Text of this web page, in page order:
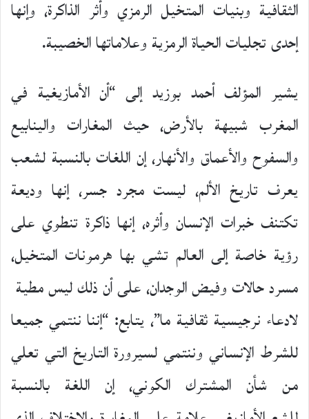
الثقافية وبنيات المتخيل الرمزي وأثر الذاكرة، وإنها
إحدى تجليات الحياة الرمزية وعلاماتها الخصيبة.
يشير المؤلف أحمد بوزيد إلى “أن الأمازيغية في
المغرب شبيهة بالأرض، حيث المغارات والينابيع
والسفوح والأعماق والأنهار، إن اللغات بالنسبة لشعب
يعرف تاريخ الألم، ليست مجرد جسر، إنها وديعة
تكتنف خبرات الإنسان وأثره، إنها ذاكرة تنطوي على
رؤية خاصة إلى العالم تشي بها هرمونات المتخيل،
مسرد حالات وفيض الوجدان، على أن ذلك ليس مطية
لادعاء نرجيسية ثقافية ما”، يتابع: “إننا ننتمي جميعا
للشرط الإنساني وننتمي لسيرورة التاريخ التي تعلي
من شأن المشترك الكوني، إن اللغة بالنسبة